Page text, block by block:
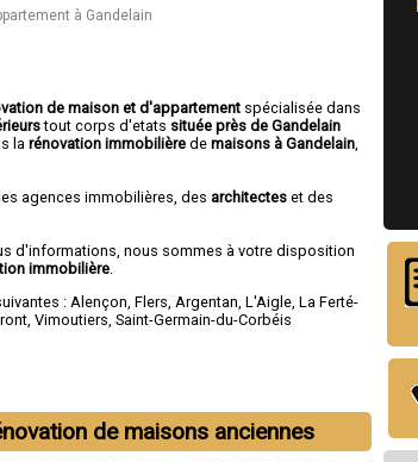
à Gandelain
de maison et d'appartement spécialisée dans
tout corps d'etats située près de Gandelain
larénovation immobilière demaisons à Gandelain
agences immobilières, des architectes et des
d'informations, nous sommes à votre disposition
immobilière
: Alençon ,Flers Argentan ,L'Aigle ,La Ferté-
,Vimoutiers ,Saint-Germain-du-Corbéis
de maisons anciennes